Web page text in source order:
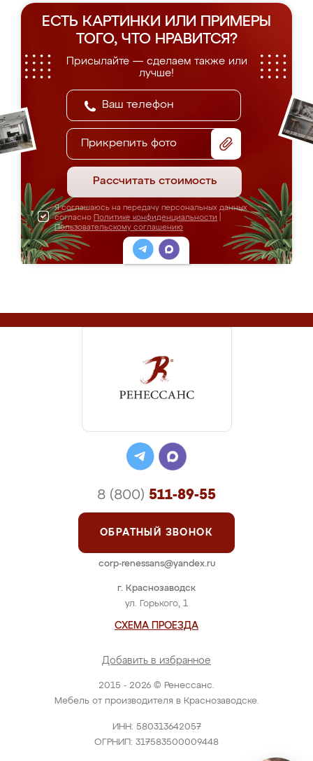
ЕСТЬ КАРТИНКИ ИЛИ ПРИМЕРЫ
ТОГО, ЧТО НРАВИТСЯ?
Присылайте — сделаем также или
лучше!
Прикрепить фото
Рассчитать стоимость
Я соглашаюсь на передачу персональных данных
согласно Политике конфиденциальности
Пользовательскому соглашению
2015 - 2026 © Ренессанс.
Мебель от производителя в Краснозаводске.
ИНН: 580313642057
ОГРНИП: 317583500009448
г. Краснозаводск
ул. Горького, 1
СХЕМА ПРОЕЗДА
Добавить в избранное
8 (800) 511-89-55
ОБРАТНЫЙ ЗВОНОК
corp-renessans@yandex.ru